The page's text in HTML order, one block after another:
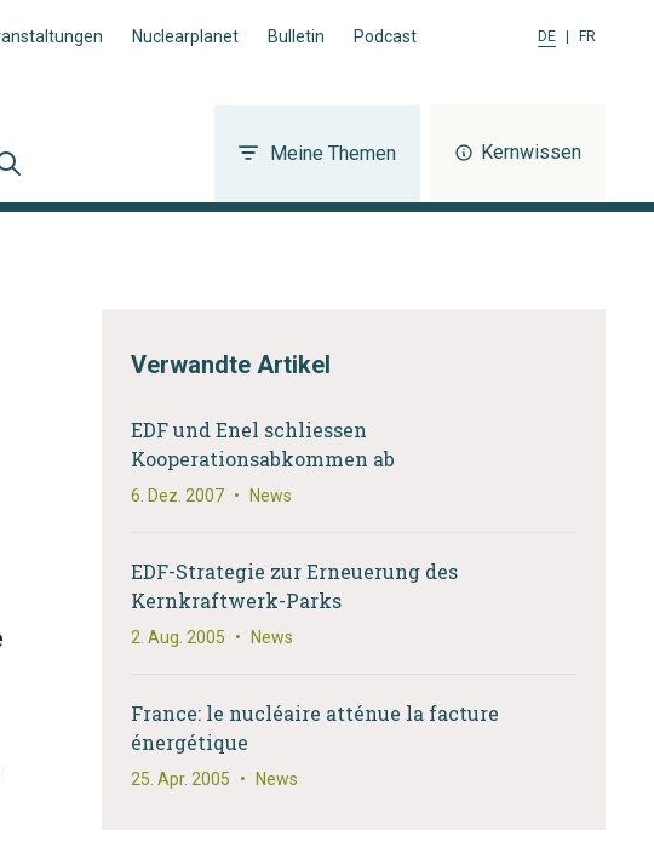
Nuclearplanet Bulletin Podcast DE FR
Meine Themen Kernwissen
Verwandte Artikel
EDF und Enel schliessen
Kooperationsabkommen ab
6. Dez. 2007 • News
EDF-Strategie zur Erneuerung des
Kernkraftwerk-Parks
2. Aug. 2005 • News
France: le nucléaire atténue la facture
énergétique
25. Apr. 2005 • News